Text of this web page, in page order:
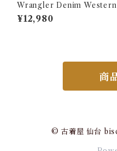
Wrangler Denim Western
hirt 16 1/2 Made in USA /
ングラー デニム ウエスタン
¥12,980
商
© 古着屋 仙台